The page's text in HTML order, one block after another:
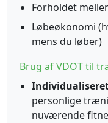
Forholdet
Løbeøkonomi
mens du løber)
Brug af VDOT til
personlige
nuværende